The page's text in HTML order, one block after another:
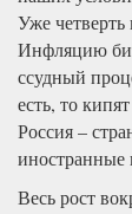
Уже
Инфляцию
ссудный
есть, то
Россия –
иностранные
Весь рост